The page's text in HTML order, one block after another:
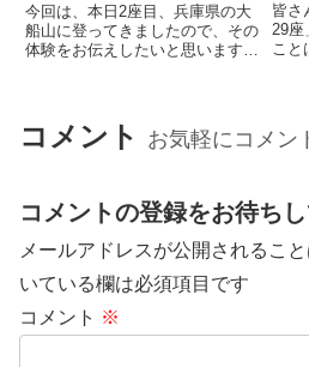
今回は、本日2座目、兵庫県の大
船山に登ってきましたので、その
体験をお伝えしたいと思います。
兵庫県三田市にある標高653mの
山です。神々が降臨する山とし...
皆さ
29座
こと
井
され
コメント お気軽にコメン
コメントの登録をお待ちし
メールアドレスが公開されること
いている欄は必須項目です
コメント ※